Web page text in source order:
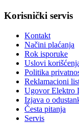
Korisnički servis
Kontakt
Načini plaćanja
Rok isporuke
Uslovi
Politika
Reklamacioni
Ugovor Elektro
Izjava o
Česta pitanja
Servis